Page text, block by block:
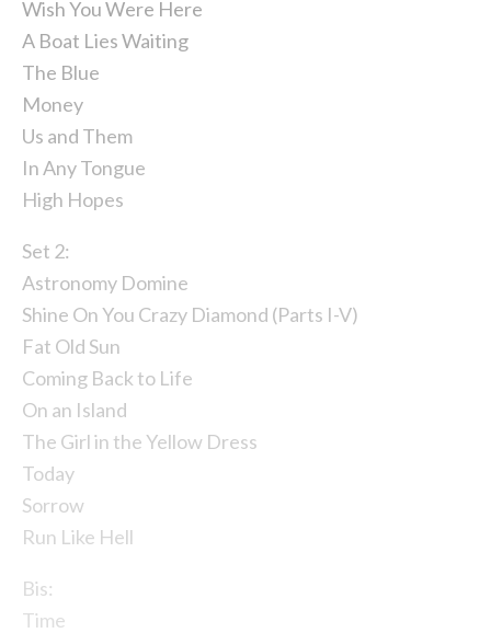
Wish You Were Here
A Boat Lies Waiting
The Blue
Money
Us and Them
In Any Tongue
High Hopes
Set 2:
Astronomy Domine
Shine On You Crazy Diamond (Parts I-V)
Fat Old Sun
Coming Back to Life
On an Island
The Girl in the Yellow Dress
Today
Sorrow
Run Like Hell
Bis:
Time